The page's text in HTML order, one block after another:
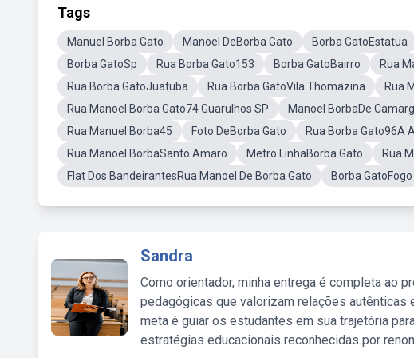
Tags
Manuel Borba Gato Manoel DeBorba Gato Borba GatoEstatua
Borba GatoSp
Rua Borba Gato153 Borba GatoBairro Rua
Rua Borba GatoJuatuba
Rua Borba GatoVila Thomazina
Rua
Rua Manoel Borba Gato74 Guarulhos SP
Manoel BorbaDe
Rua Manuel Borba45
Foto DeBorba Gato Rua Borba Gato96A
Rua Manoel BorbaSanto Amaro
Metro LinhaBorba Gato
Rua
Flat Dos BandeirantesRua Manoel De Borba Gato
Borba GatoFogo
Sandra
Como orientador, minha entrega é completa ao
pedagógicas que valorizam relações
meta é guiar os estudantes em sua trajetória
estratégias educacionais reconhecidas por